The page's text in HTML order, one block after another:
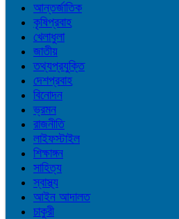
আন্তর্জাতিক
কৃষিপ্রবাহ
খেলাধুলা
জাতীয়
তথ্যপ্রযুক্তি
দেশপ্রবাহ
বিনোদন
ভ্রমন
রাজনীতি
লাইফস্টাইল
শিক্ষাঙ্গন
সাহিত্য
স্বাস্থ্য
আইন আদালত
চাকুরী